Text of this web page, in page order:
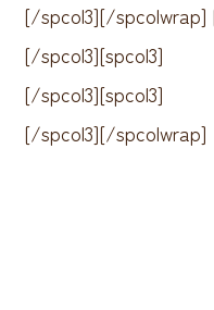
[/spcol3][/spcolwrap]
[/spcol3][spcol3]
[/spcol3][spcol3]
[/spcol3][/spcolwrap]